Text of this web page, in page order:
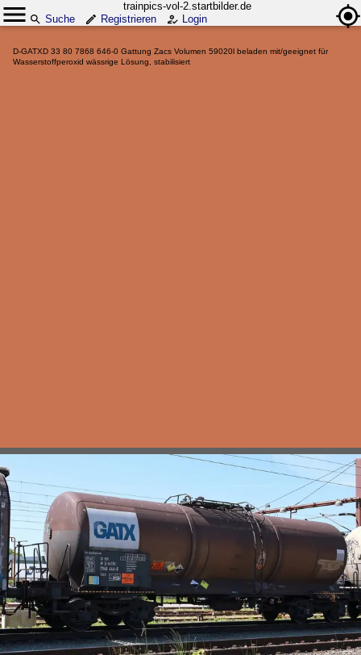
trainpics-vol-2.startbilder.de
Suche
Registrieren Login
D-GATXD 33 80 7868 646-0 Gattung Zacs Volumen 59020l beladen mit/geeignet für
Wasserstoffperoxid wässrige Lösung, stabilisiert